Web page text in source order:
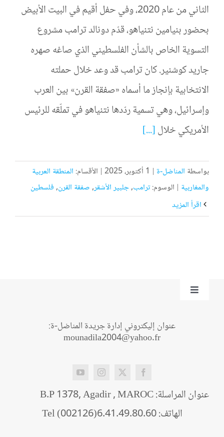
الثاني من عام 2020، وفي حفل أقيم في البيت الأبيض
بحضور بنيامين نتنياهو، قدّم دونالد ترامب مشروع
التسوية الخاص بالشأن الفلسطيني الذي صاغه صهره
جاريد كوشنير. كان ترامب قد وعد خلال حملته
الانتخابية بإنجاز ما أسماه «صفقة القرن» بين العرب
وإسرائيل، وهي تسمية ردّدها نتنياهو في تملّقه للرئيس
الأمريكي خلال[...]
بواسطة المناضل-ة | 1 أكتوبر، 2025 | الأقسام: المنطقة العربية
والمغاربية | الوسوم:ترامب,جلبير الأشقر,صفقة القرن,فلسطين
Toggle
عنوان إليكتروني إدارة جريدة المناضل-ة:
mounadila2004@yahoo.fr
عنوان المراسلة: B.P 1378, Agadir , MAROC
الهاتف: Tel (002126)6.41.49.80.60